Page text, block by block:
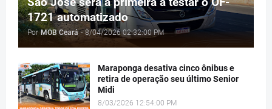
1721 automatizado
Por MOB Ceará - 8/04/2026 02:32:00 PM
Maraponga desativa cinco ônibus e
retira de operação seu último Senior
Midi
8/03/2026 12:54:00 PM